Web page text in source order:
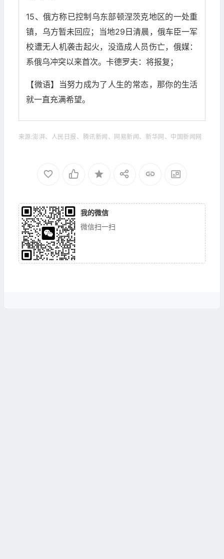
15、俄方称已控制乌东部顿涅茨克地区的一处重
镇，乌方暂未回应；当地29日清晨，俄车臣一军
校遭无人机袭击起火，没造成人员伤亡，俄媒：
系俄乌冲突以来首次。卡德罗夫：将报复；
【微语】当努力成为了人生的常态，那你的生活
就一直充满希望。
来源:澎湃、人民日报、腾讯新闻、网易新闻、新华网、中国新闻网
我的微信
微信扫一扫